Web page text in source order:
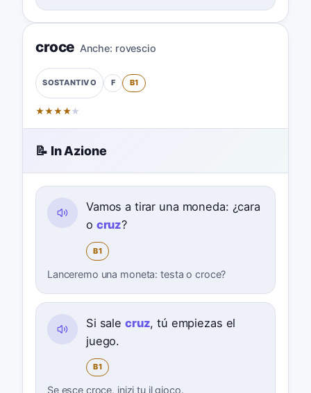
croce Anche: rovescio
SOSTANTIVO F B1
★★★★★
📝 In Azione
Vamos a tirar una moneda: ¿cara
o cruz?
B1
Lanceremo una moneta: testa o croce?
Si sale cruz, tú empiezas el
juego.
B1
Se esce croce, inizi tu il gioco.